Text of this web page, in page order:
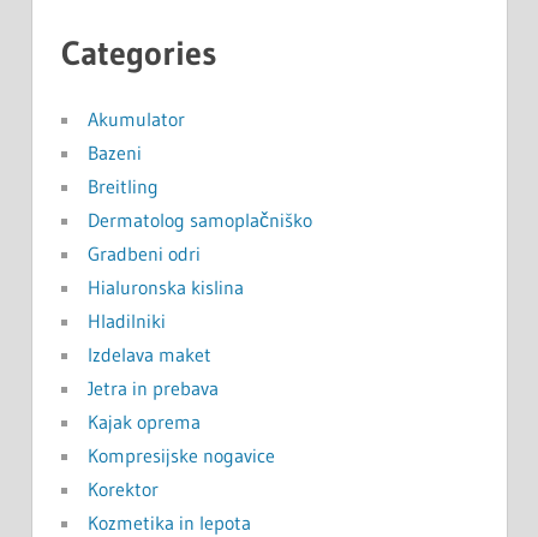
Categories
Akumulator
Bazeni
Breitling
Dermatolog samoplačniško
Gradbeni odri
Hialuronska kislina
Hladilniki
Izdelava maket
Jetra in prebava
Kajak oprema
Kompresijske nogavice
Korektor
Kozmetika in lepota